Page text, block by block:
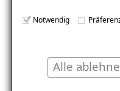
Notwendig
Alle
während